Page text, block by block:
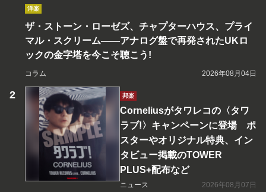
洋楽
ザ・ストーン・ローゼズ、チャプターハウス、プライ
マル・スクリーム――アナログ盤で再発されたUKロ
ックの金字塔を今こそ聴こう!
コラム 2026年08月04日
邦楽
Corneliusがタワレコの〈タワ
ラブ!〉キャンペーンに登場 ポ
スターやオリジナル特典、イン
タビュー掲載のTOWER
PLUS+配布など
ニュース 2026年08月07日